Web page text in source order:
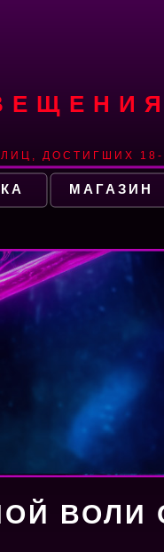
ДОСТИГШИХ 18-
МАГАЗИН
ВОЛИ